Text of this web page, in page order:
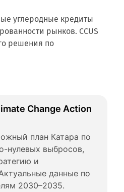
углеродные кредиты
рынков. CCUS
решения по
Change Action
план Катара по
нулевых выбросов,
и
данные по
2030–2035.